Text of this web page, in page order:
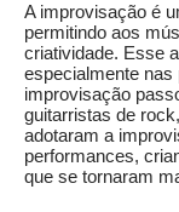
A improvisação é
permitindo aos
criatividade. Esse
especialmente nas
improvisação
guitarristas de
adotaram a
performances,
que se tornaram